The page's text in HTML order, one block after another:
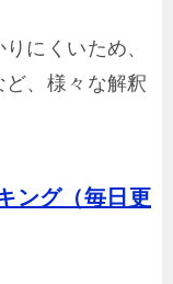
にくいため、
、様々な解釈
ング（毎日更